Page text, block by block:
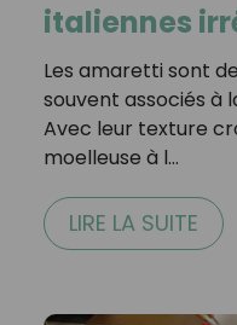
italiennes
Les amaretti sont
souvent associés à
Avec leur texture
moelleuse à l…
LIRE LA SUITE